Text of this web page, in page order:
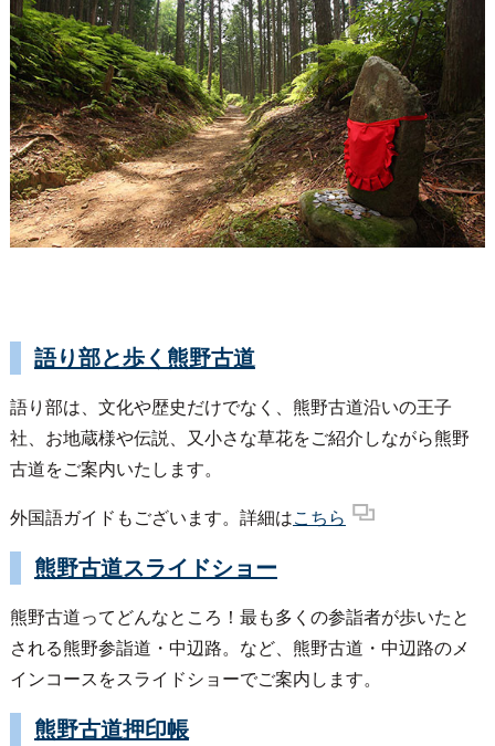
語り部と歩く熊野古道
語り部は、文化や歴史だけでなく、熊野古道沿いの王子
社、お地蔵様や伝説、又小さな草花をご紹介しながら熊野
古道をご案内いたします。
外国語ガイドもございます。詳細はこちら
熊野古道スライドショー
熊野古道ってどんなところ！最も多くの参詣者が歩いたと
される熊野参詣道・中辺路。など、熊野古道・中辺路のメ
インコースをスライドショーでご案内します。
熊野古道押印帳